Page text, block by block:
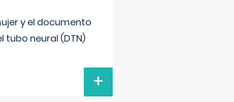
y el documento
tubo neural (DTN)
+